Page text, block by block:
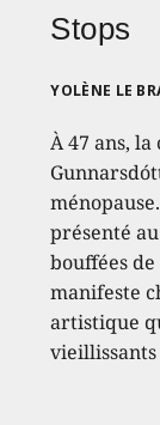
Stops
YOLÈNE LE
À 47 ans,
présenté
bouffées
manifeste
artistique